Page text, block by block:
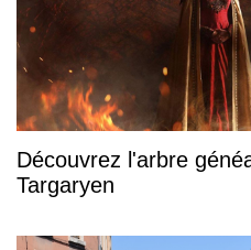
Découvrez l'arbre
Targaryen